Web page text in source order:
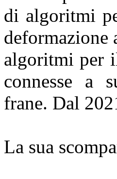
di algoritmi
deformazione
algoritmi per
connesse a
frane. Dal
La sua